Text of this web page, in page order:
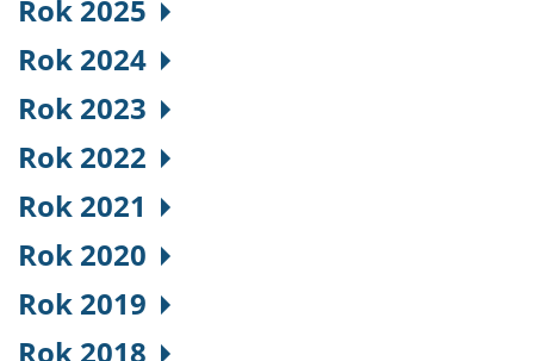
Rok 2025
Rok 2024
Rok 2023
Rok 2022
Rok 2021
Rok 2020
Rok 2019
Rok 2018